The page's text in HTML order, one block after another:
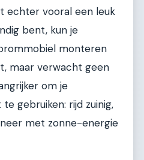
echter vooral een leuk
bent, kun je
monteren
maar verwacht geen
om je
gebruiken: rijd zuinig,
met zonne-energie